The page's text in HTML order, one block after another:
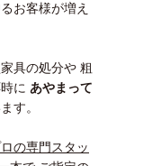
お客様が増え
具の処分や 粗
に あやまって
す。
の専門スタッ